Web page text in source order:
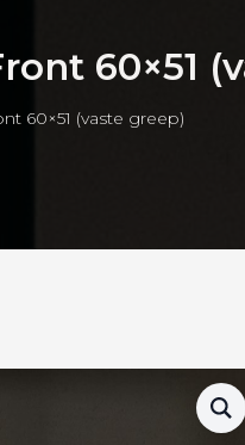
60×51
60×51 (vaste greep)